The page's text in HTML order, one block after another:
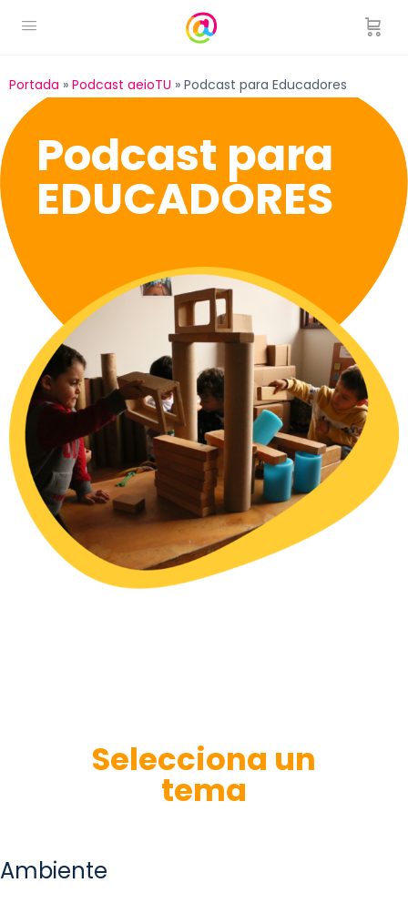
Portada » Podcast aeioTU » Podcast para Educadores
Podcast para
EDUCADORES
Selecciona un
tema
Ambiente